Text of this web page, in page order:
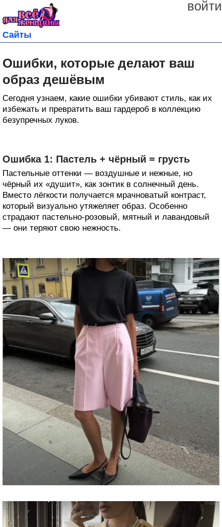
войти
Сайты
Ошибки, которые делают ваш
образ дешёвым
Сегодня узнаем, какие ошибки убивают стиль, как их
избежать и превратить ваш гардероб в коллекцию
безупречных луков.
Ошибка 1: Пастель + чёрный = грусть
Пастельные оттенки — воздушные и нежные, но
чёрный их «душит», как зонтик в солнечный день.
Вместо лёгкости получается мрачноватый контраст,
который визуально утяжеляет образ. Особенно
страдают пастельно-розовый, мятный и лавандовый
— они теряют свою нежность.